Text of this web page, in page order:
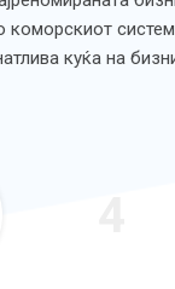
систем
куќа на